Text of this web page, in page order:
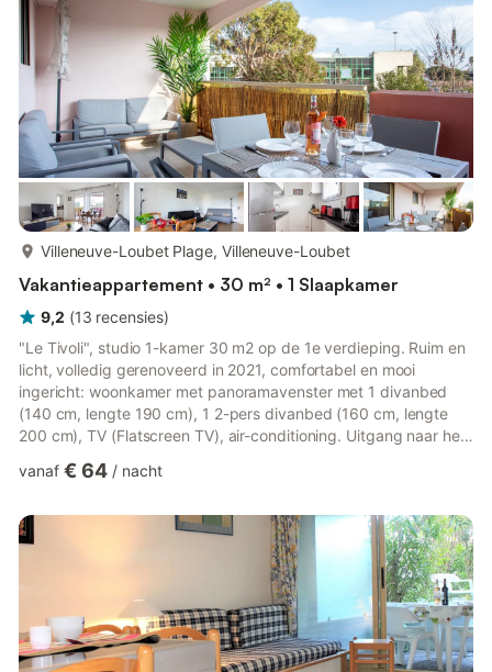
haardroger. Internet (WiFi, gratis). Parkeerplaats nr. 38 (1 Auto).
Maximaal 1 h...
Villeneuve-Loubet Plage, Villeneuve-Loubet
Vakantieappartement • 30 m² • 1 Slaapkamer
9,2 (13 recensies)
"Le Tivoli", studio 1-kamer 30 m2 op de 1e verdieping. Ruim en
licht, volledig gerenoveerd in 2021, comfortabel en mooi
ingericht: woonkamer met panoramavenster met 1 divanbed
(140 cm, lengte 190 cm), 1 2-pers divanbed (160 cm, lengte
200 cm), TV (Flatscreen TV), air-conditioning. Uitgang naar het
broodrooster, waterkoker, diepvriezer, elektrische
air-conditioning. Parketvloeren. Groot terras 12 m2.
Terrasmeubelen. Ter beschikking: wasmachine, strijkijzer,
vanaf € 64 / nacht